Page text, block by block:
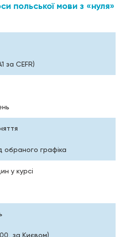
польської мови з «нуля»
за CEFR)
обраного графіка
у курсі
за Києвом)